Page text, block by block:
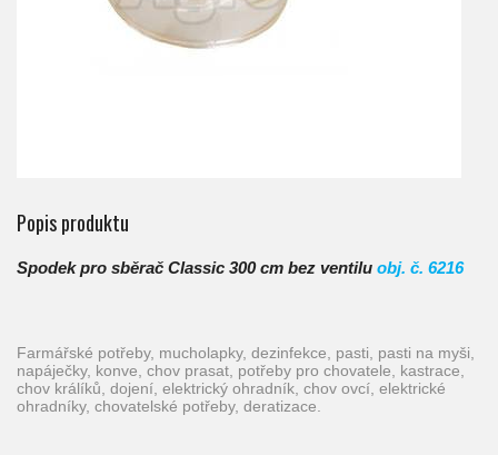
Popis produktu
Spodek pro sběrač Classic 300 cm bez ventilu obj. č. 6216
farmářské potřeby, mucholapky, dezinfekce, pasti, pasti na myši,
napáječky, konve, chov prasat, potřeby pro chovatele, kastrace,
chov králíků, dojení, elektrický ohradník, chov ovcí, elektrické
ohradníky, chovatelské potřeby, deratizace.